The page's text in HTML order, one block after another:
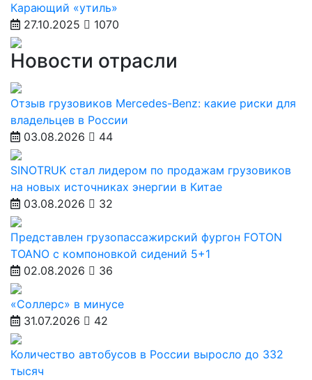
Карающий «утиль»
27.10.2025
1070
Новости отрасли
Отзыв грузовиков Mercedes-Benz: какие риски для
владельцев в России
03.08.2026
44
SINOTRUK стал лидером по продажам грузовиков
на новых источниках энергии в Китае
03.08.2026
32
Представлен грузопассажирский фургон FOTON
TOANO с компоновкой сидений 5+1
02.08.2026
36
«Соллерс» в минусе
31.07.2026
42
Количество автобусов в России выросло до 332
тысяч